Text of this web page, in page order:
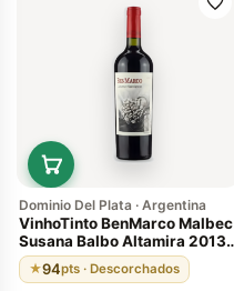
Dominio Del Plata · Argentina
VinhoTinto BenMarco Malbec
Susana Balbo Altamira 2013
Mendonza Argentina
★94pts · Descorchados